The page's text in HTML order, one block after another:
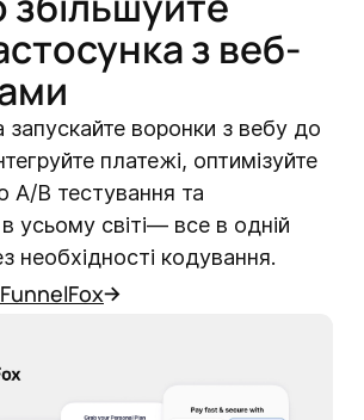
з веб-
воронки з вебу до
платежі, оптимізуйте
A/B тестування та
усьому світі— все в одній
необхідності кодування.